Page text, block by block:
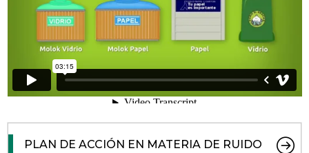
PLAN DE ACCIÓN EN MATERIA DE RUIDO